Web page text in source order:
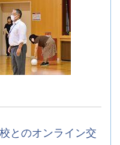
とのオンライン交